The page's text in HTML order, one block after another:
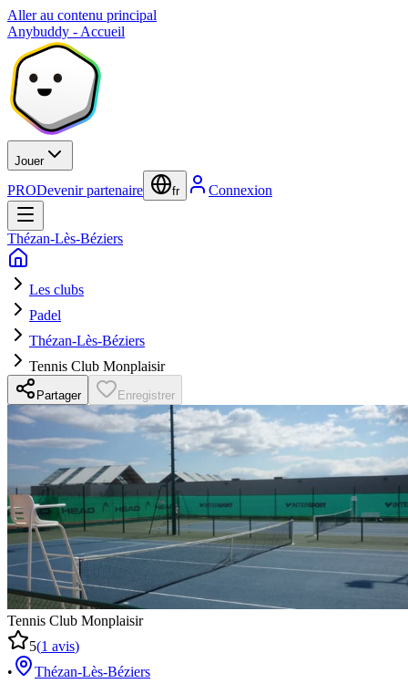
Aller au contenu principal
Anybuddy - Accueil
Jouer
PRODevenir partenaire fr Connexion
Thézan-Lès-Béziers
Les clubs
Padel
Thézan-Lès-Béziers
Tennis Club Monplaisir
Partager Enregistrer
Tennis Club Monplaisir
5(1 avis)
•
Thézan-Lès-Béziers